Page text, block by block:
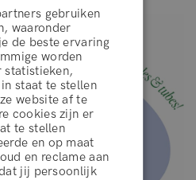
gebruiken
waaronder
de beste ervaring
worden
statistieken,
staat te stellen
website af te
cookies zijn er
te stellen
en op maat
en reclame aan
jij persoonlijk